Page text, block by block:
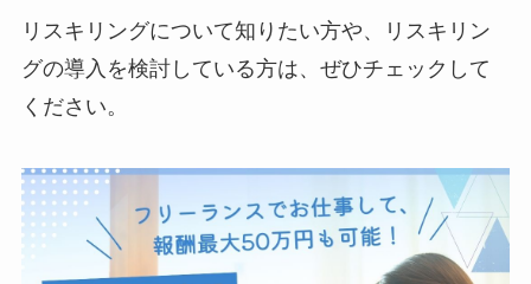
リスキリングについて知りたい方や、リスキリン
グの導入を検討している方は、ぜひチェックして
ください。